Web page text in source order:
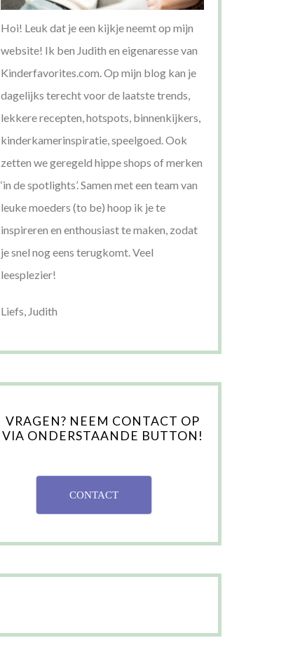
Hoi! Leuk dat je een kijkje neemt op mijn
website! Ik ben Judith en eigenaresse van
Kinderfavorites.com. Op mijn blog kan je
dagelijks terecht voor de laatste trends,
lekkere recepten, hotspots, binnenkijkers,
kinderkamerinspiratie, speelgoed. Ook
zetten we geregeld hippe shops of merken
‘in de spotlights’. Samen met een team van
leuke moeders (to be) hoop ik je te
inspireren en enthousiast te maken, zodat
je snel nog eens terugkomt. Veel
leesplezier!
Liefs, Judith
VRAGEN? NEEM CONTACT OP
VIA ONDERSTAANDE BUTTON!
CONTACT